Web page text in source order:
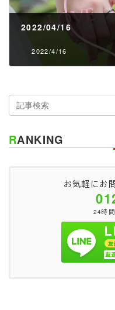
2022/04/16
2022/4/16
RANKING
お気軽にお
24時